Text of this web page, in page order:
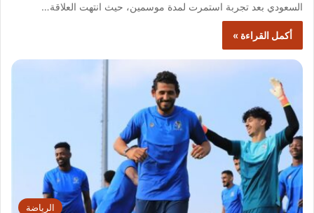
السعودي بعد تجربة استمرت لمدة موسمين، حيث انتهت العلاقة…
أكمل القراءة »
الرياضة